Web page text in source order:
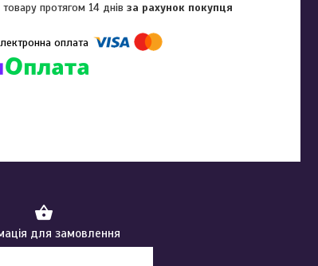
товару протягом 14 днівза рахунок покупця
для замовлення